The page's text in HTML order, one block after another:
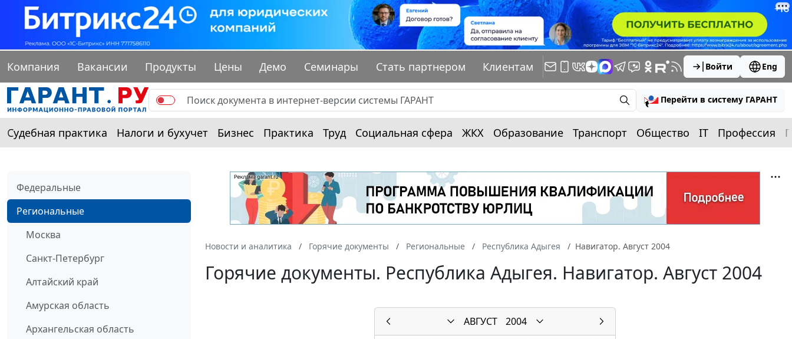
Компания Вакансии Продукты Цены Демо Семинары Стать партнером Клиентам Войти Eng
Перейти в систему ГАРАНТ
Судебная практика Налоги и бухучет Бизнес Практика Труд Социальная сфера ЖКХ Образование Транспорт Общество IT Профессия
Федеральные
Региональные
Москва
Санкт-Петербург
Алтайский край
Амурская область
Архангельская область
Новости и аналитика Горячие документы Региональные Республика Адыгея Навигатор. Август 2004
Горячие документы. Республика Адыгея. Навигатор. Август 2004
АВГУСТ
2004